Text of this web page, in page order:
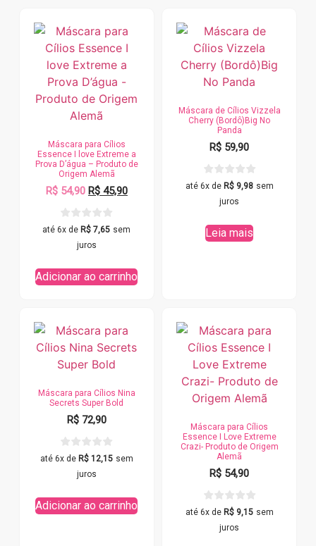
Máscara para Cílios
Essence I love Extreme a
Prova D’água – Produto de
Origem Alemã
R$54,90 R$45,90
até 6x de R$ 7,65 sem
juros
Adicionar ao carrinho
Máscara de Cílios Vizzela
Cherry (Bordô)Big No
Panda
R$ 59,90
até 6x de R$9,98 sem
juros
Leia mais
Máscara para Cílios Nina
Secrets Super Bold
R$72,90
até 6x de R$12,15 sem
juros
Adicionar ao carrinho
Máscara para Cílios
Essence I Love Extreme
Crazi- Produto de Origem
Alemã
R$ 54,90
até 6x de R$9,15 sem
juros